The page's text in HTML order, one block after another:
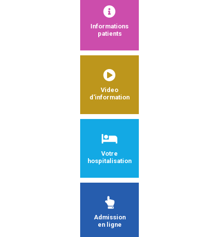
Informations
patients
Video
d'information
Votre
hospitalisation
Admission
en ligne